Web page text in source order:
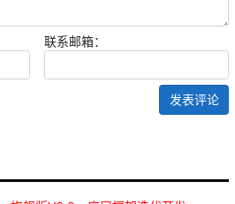
联系邮箱：
发表评论